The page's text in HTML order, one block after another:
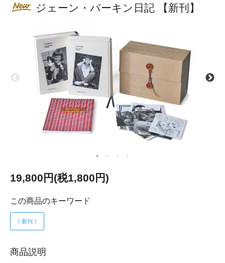
ジェーン・バーキン日記 【新刊】
19,800円(税1,800円)
この商品のキーワード
《 新刊 》
商品説明